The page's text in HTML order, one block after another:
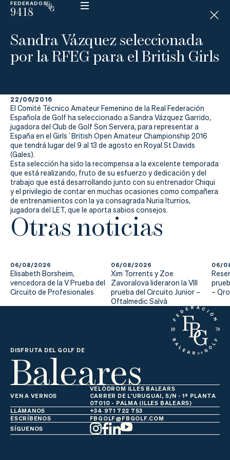
FEDERADOS
9418
ESP
N
D
C
La
Federación
Federarse
Jugar
Aprender
Actualidad
Tienda
Sandra Vázquez seleccionada
por la RFEG para el British Girls
22/06/2016
El Comité Técnico Amateur Femenino de la Real Federación
Española de Golf ha seleccionado a Sandra Vázquez Garrido,
jugadora del Club de Golf Son Servera, para representar a
España en el Girls´British Open Amateur Championship 2016
que tendrá lugar del 9 al 13 de agosto en Royal St Davids
(Gales).
Esta selección ha sido la recompensa a la excelente temporada
que está realizando, fruto de su esfuerzo y dedicación y del
trabajo que está desarrollando junto con su entrenador Chiqui
y el privilegio de contar en muchas ocasiones como compañera
de entrenamientos con la ya consagrada Nuria Iturrios,
jugadora del LET, que le aporta sabios consejos.
Otras noticias
06/08/2026
Elisabeth Borsheim,
vencedora de la V Prueba del
Circuito de Profesionales
06/08/2026
Xim Torrents y Zoe
Zavoralova lideraron la VIII
prueba del Circuito Junior –
Oftalmedic Salvà
06/
–
DISFRUTA DEL GOLF DE
Baleares
VEN A VERNOS
VELÒDROM ILLES BALEARS
CARRER DE L'URUGUAI, S/N - 1ª PLANTA
07010 - PALMA (ILLES BALEARS)
LLÁMANOS
+34 971 722 753
ESCRÍBENOS
FBGOLF@FBGOLF.COM
SÍGUENOS